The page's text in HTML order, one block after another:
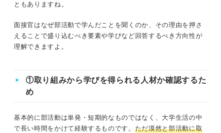
ともありますね。
面接官はなぜ部活動で学んだことを聞くのか、その理由を押さ
えることで盛り込むべき要素や学びなど回答するべき方向性が
理解できますよ。
①取り組みから学びを得られる人材か確認するた
め
基本的に部活動は単発・短期的なものではなく、大学生活の中
で長い時間をかけて経験するものです。 ただ漠然と部活動に取
ン
①学びが競技でしか活かせない
③実績や結果の自慢になっている
部活動で学んだことは入社後を見すえた内容を伝えて合格
をつかもう！